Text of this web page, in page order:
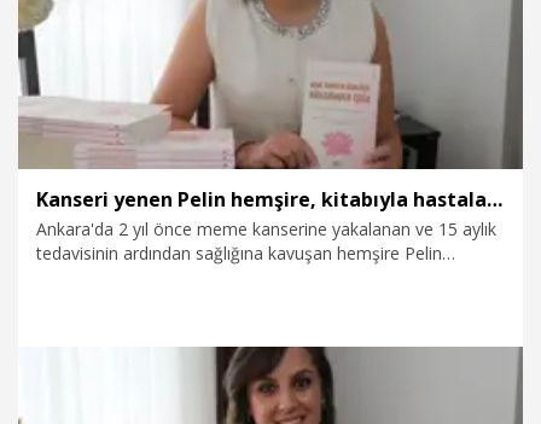
Kanseri yenen Pelin hemşire, kitabıyla hastalara umut oluyor
Ankara'da 2 yıl önce meme kanserine yakalanan ve 15 aylık
tedavisinin ardından sağlığına kavuşan hemşire Pelin